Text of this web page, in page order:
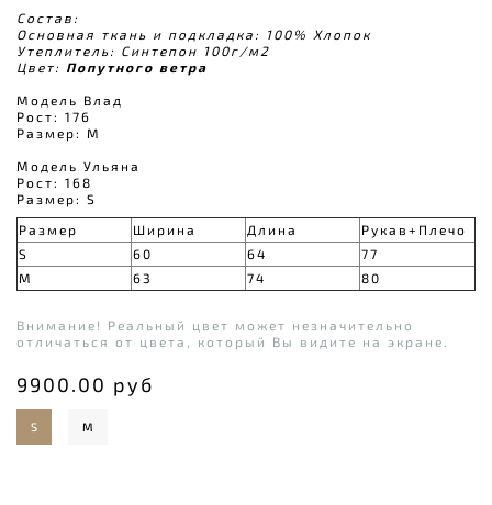
9900.00 руб
S M
Состав:
Основная ткань и подкладка: 100% Хлопок
Утеплитель: Синтепон 100г/м2
Цвет: Попутного ветра
Модель Влад
Рост: 176
Размер: M
Модель Ульяна
Рост: 168
Размер: S
Размер
Ширина Длина
Рукав+Плечо
S
60 64
77
M
63 74 80
Внимание! Реальный цвет может незначительно
отличаться от цвета, который Вы видите на экране.